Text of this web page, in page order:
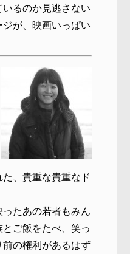
るのか見逃さない
が、映画いっぱい
、貴重な貴重なド
たあの若者もみん
ご飯をたべ、笑っ
の権利があるはず